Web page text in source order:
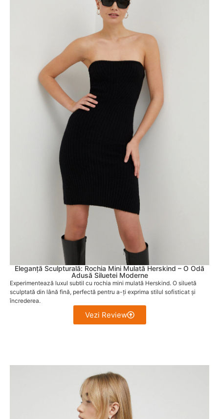
Eleganță Sculpturală: Rochia Mini Mulată Herskind – O Odă
Adusă Siluetei Moderne
Experimentează luxul subtil cu rochia mini mulată Herskind. O siluetă
sculptată din lână fină, perfectă pentru a-ți exprima stilul sofisticat și
încrederea.
Vezi Review